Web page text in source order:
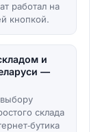
работал на
кнопкой.
и
—
склада